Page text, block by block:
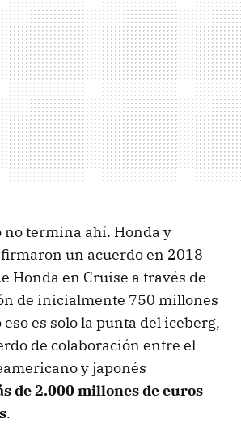
no termina ahí. Honda y
un acuerdo en 2018
Honda en Cruise a través de
de inicialmente 750 millones
eso es solo la punta del iceberg,
de colaboración entre el
y japonés
de 2.000 millones de euros
.